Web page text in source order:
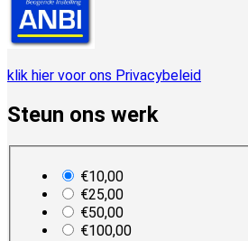
klik hier voor ons Privacybeleid
Steun ons werk
€10,00
€25,00
€50,00
€100,00